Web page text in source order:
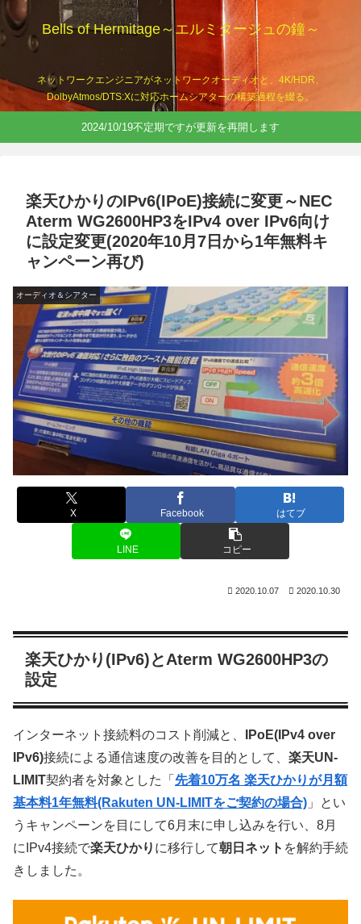
Bells of Hermitage～エルミタージュの鐘～
ネットワークエンジニアがネットワークオーディオと、4K/HDR、
DolbyAtmos/DTS:Xに対応ホームシアターの構築過程を綴る。
2024/10/19不定期ですが更新を再開します
楽天ひかりのIPv6(IPoE)接続に変更～NEC
Aterm WG2600HP3をIPv4 over IPv6向け
に設定変更(2020年10月7日から1年無料キ
ャンペーン再び)
オーディオ＆シアター
X Facebook はてブ
LINE コピー
2020.10.07 2020.10.30
楽天ひかり(IPv6)とAterm WG2600HP3の
設定
インターネット接続料のコスト削減と、
IPoE(IPv4 over
IPv6)接続による通信速度の改善を目的として、 楽天UN-
LIMIT契約者を対象とした「 先着10万名 楽天ひかりが月額
基本料1年無料(Rakuten UN-LIMITをご契約の場合) 」とい
うキャンペーンを目にして6月末に申し込みを行い、8月
にIPv4接続で楽天ひかり に移行して朝日ネット を解約手続
きしました。